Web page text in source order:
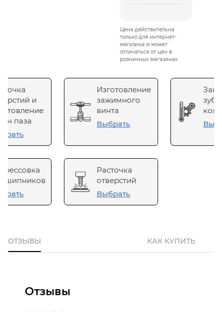
Цена действительна
только для интернет-
магазина и может
отличаться от цен в
розничных магазинах
и
паза
Изготовление
зажимного
винта
Выбрать
Расточка
отверстий
Выбрать
ОТЗЫВЫ КАК КУПИТЬ
Отзывы